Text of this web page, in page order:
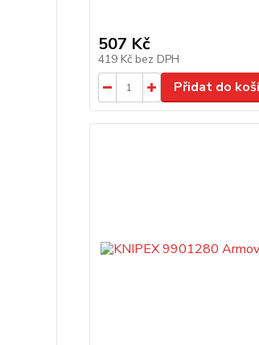
507 Kč
419 Kč bez DPH
Přidat do